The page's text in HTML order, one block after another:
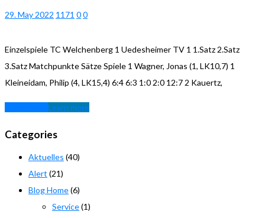
29. May 2022 1171 00
Einzelspiele TC Welchenberg 1 Uedesheimer TV 1 1.Satz 2.Satz
3.Satz Matchpunkte Sätze Spiele 1 Wagner, Jonas (1, LK10,7) 1
Kleineidam, Philip (4, LK15,4) 6:4 6:3 1:0 2:0 12:7 2 Kauertz,
Learn more
Categories
Aktuelles (40)
Alert (21)
Blog Home(6)
Service(1)